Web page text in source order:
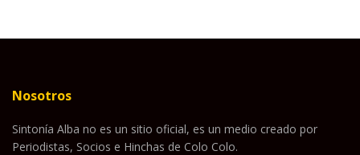
Nosotros
Sintonía Alba no es un sitio oficial, es un medio creado por
Periodistas, Socios e Hinchas de Colo Colo.